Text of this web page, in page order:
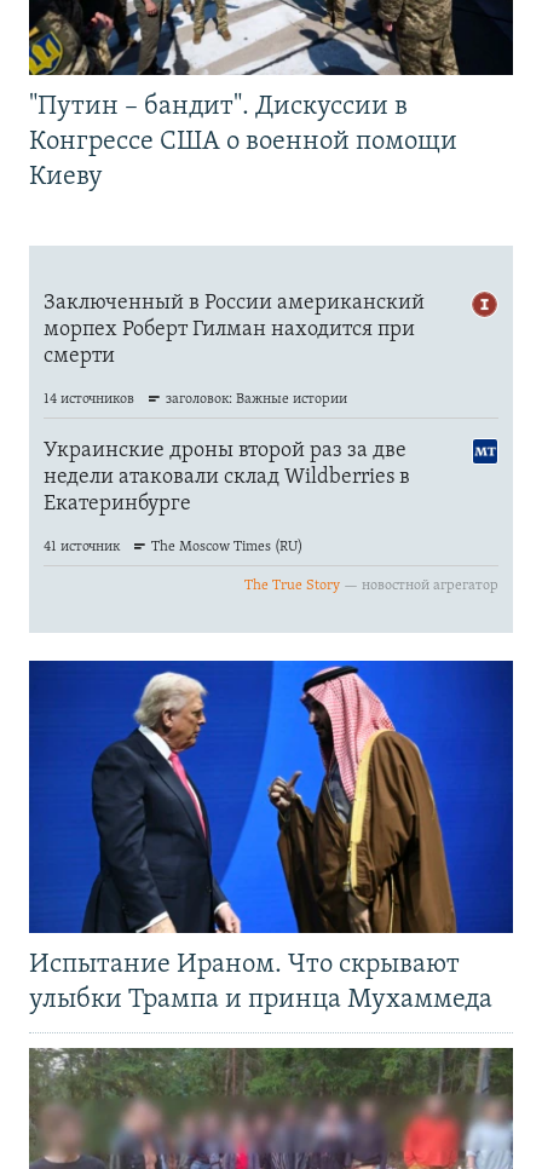
"Путин – бандит". Дискуссии в
Конгрессе США о военной помощи
Киеву
Испытание Ираном. Что скрывают
улыбки Трампа и принца Мухаммеда